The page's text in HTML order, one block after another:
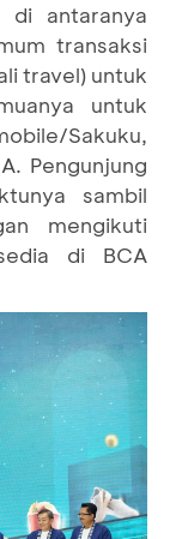
di antaranya
transaksi
travel) untuk
untuk
Sakuku,
Pengunjung
sambil
mengikuti
di BCA